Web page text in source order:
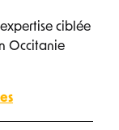
ciblée
Occitanie